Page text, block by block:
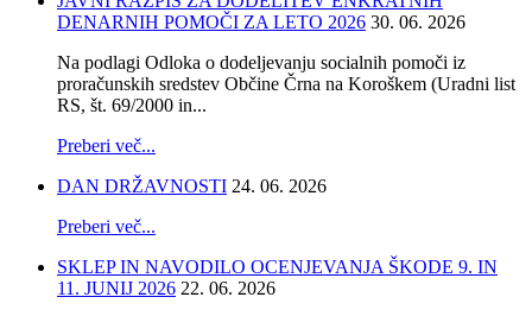
DENARNIH POMOČI ZA LETO 2026 30. 06. 2026
Na podlagi Odloka o dodeljevanju socialnih pomoči iz
proračunskih sredstev Občine Črna na Koroškem (Uradni list
RS, št. 69/2000 in...
Preberi več...
DAN DRŽAVNOSTI 24. 06. 2026
Preberi več...
SKLEP IN NAVODILO OCENJEVANJA ŠKODE 9. IN
11. JUNIJ 2026 22. 06. 2026